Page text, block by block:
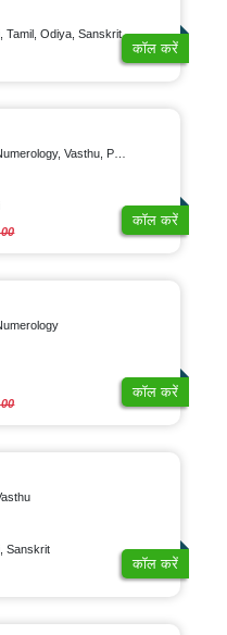
Tamil, Odiya, Sanskrit
कॉल करें
Vasthu, Psychology
कॉल करें
कॉल करें
Sanskrit
कॉल करें